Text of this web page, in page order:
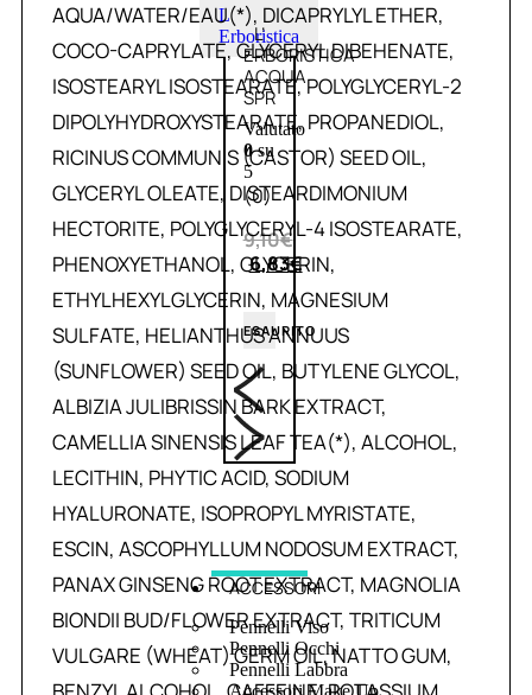
L
Erboristica
L’
ERBORISTICA
ACQUA
SPR
Valutato
0su
5
(0)
9,10€
6,83€
ESAURITO
ACCESSORI
Pennelli Viso
Pennelli Occhi
Pennelli Labbra
AQUA/WATER/EAU(*), DICAPRYLYL ETHER,
COCO-CAPRYLATE, GLYCERYL DIBEHENATE,
ISOSTEARYL ISOSTEARATE, POLYGLYCERYL-2
DIPOLYHYDROXYSTEARATE, PROPANEDIOL,
RICINUS COMMUNIS (CASTOR) SEED OIL,
GLYCERYL OLEATE, DISTEARDIMONIUM
HECTORITE, POLYGLYCERYL-4 ISOSTEARATE,
PHENOXYETHANOL, GLYCERIN,
ETHYLHEXYLGLYCERIN, MAGNESIUM
SULFATE, HELIANTHUS ANNUUS
(SUNFLOWER) SEED OIL, BUTYLENE GLYCOL,
ALBIZIA JULIBRISSIN BARK EXTRACT,
CAMELLIA SINENSIS LEAF TEA(*), ALCOHOL,
LECITHIN, PHYTIC ACID, SODIUM
HYALURONATE, ISOPROPYL MYRISTATE,
ESCIN, ASCOPHYLLUM NODOSUM EXTRACT,
PANAX GINSENG ROOT EXTRACT, MAGNOLIA
BIONDII BUD/FLOWER EXTRACT, TRITICUM
VULGARE (WHEAT) GERM OIL, NATTO GUM,